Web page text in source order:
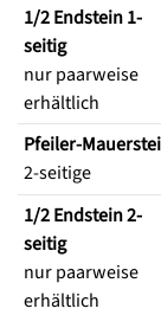
1/2 Endstein 1-
seitig
nur paarweise
erhältlich
Pfeiler-
2-seitige
1/2 Endstein 2-
seitig
nur paarweise
erhältlich